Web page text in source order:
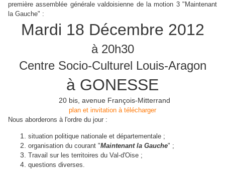
première assemblée générale valdoisienne de la motion 3 "Maintenant
la Gauche" :
Mardi 18 Décembre 2012
à 20h30
Centre Socio-Culturel Louis-Aragon
à GONESSE
20 bis, avenue François-Mitterrand
plan et invitation à télécharger
Nous aborderons à l'ordre du jour :
situation politique nationale et départementale ;
organisation du courant "Maintenant la Gauche" ;
Travail sur les territoires du Val-d'Oise ;
questions diverses.